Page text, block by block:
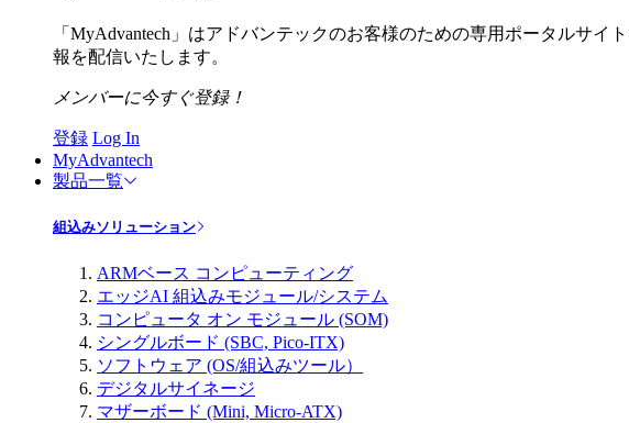
「MyAdvantech」はアドバンテックのお客様のための専用ポータルサ
報を配信いたします。
メンバーに今すぐ登録！
登録 Log In
MyAdvantech
製品一覧
組込みソリューション
ARMベース コンピューティング
エッジAI 組込みモジュール/システム
コンピュータ オン モジュール (SOM)
シングルボード (SBC, Pico-ITX)
ソフトウェア (OS/組込みツール）
デジタルサイネージ
マザーボード (Mini, Micro-ATX)